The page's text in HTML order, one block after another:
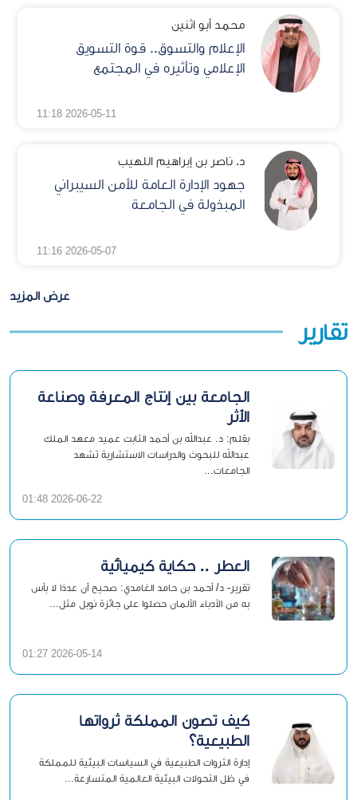
محمد أبو اثنين
الإعلام والتسوق.. قوة التسويق
الإعلامي وتأثيره في المجتمع
2026-05-11 11:18
د. ناصر بن إبراهيم اللهيب
جهود الإدارة العامة للأمن السيبراني
المبذولة في الجامعة
2026-05-07 11:16
عرض المزيد
تقارير
الجامعة بين إنتاج المعرفة وصناعة
الأثر
بقلم: د. عبدالله بن أحمد الثابت عميد معهد الملك
عبدالله للبحوث والدراسات الاستشارية تشهد
الجامعات...
2026-06-22 01:48
العطر .. حكاية كيميائية
تقرير- د/ أحمد بن حامد الغامدي: صحيح أن عددًا لا بأس
به من الأدباء الألمان حصلوا على جائزة نوبل مثل...
2026-05-14 01:27
كيف تصون المملكة ثرواتها
الطبيعية؟
إدارة الثروات الطبيعية في السياسات البيئية للمملكة
في ظل التحولات البيئية العالمية المتسارعة...